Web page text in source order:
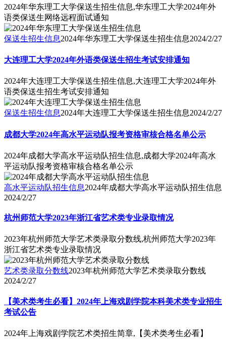
2024年华东理工大学保送生招生信息,华东理工大学2024年外
语类保送生网络远程面试通知
保送生招生信息2024年华东理工大学保送生招生信息2024/2/27
大连理工大学2024年外语类保送生招生考试安排通知
2024年大连理工大学保送生招生信息,大连理工大学2024年外
语类保送生招生考试安排通知
保送生招生信息2024年大连理工大学保送生招生信息2024/2/27
成都大学2024年高水平运动队报考资格审核合格名单公示
2024年成都大学高水平运动队招生信息,成都大学2024年高水
平运动队报考资格审核合格名单公示
高水平运动队招生信息2024年成都大学高水平运动队招生信息
2024/2/27
杭州师范大学2023年浙江省艺术类专业录取情况
2023年杭州师范大学艺术类录取分数线,杭州师范大学2023年
浙江省艺术类专业录取情况
艺术类录取分数线2023年杭州师范大学艺术类录取分数线
2024/2/27
【美术类考生必看】2024年上海戏剧学院本科美术类专业招生
考试公告
2024年上海戏剧学院艺术类招生简章,【美术类考生必看】